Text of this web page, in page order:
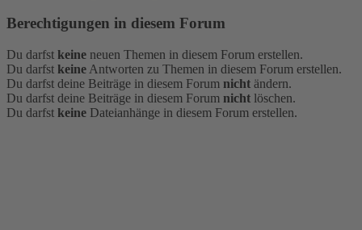
Berechtigungen in diesem Forum
Du darfst keine neuen Themen in diesem Forum erstellen.
Du darfst keine Antworten zu Themen in diesem Forum erstellen.
Du darfst deine Beiträge in diesem Forum nicht ändern.
Du darfst deine Beiträge in diesem Forum nicht löschen.
Du darfst keine Dateianhänge in diesem Forum erstellen.